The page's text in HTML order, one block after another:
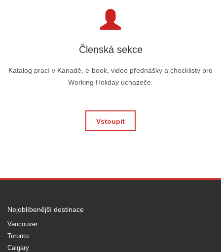
Členská sekce
Katalog prací v Kanadě, e-book, video přednášky a checklisty pro
Working Holiday uchazeče.
Vstoupit
Nejoblíbenější destinace
Vancouver
Toronto
Calgary